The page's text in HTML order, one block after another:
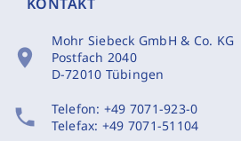
location_on
Mohr Siebeck GmbH & Co. KG
Postfach 2040
D-72010 Tübingen
phone Telefon: +49 7071-923-0
Telefax: +49 7071-51104